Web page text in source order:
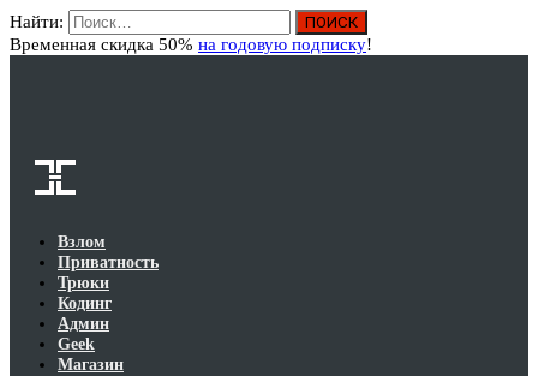
Найти:
Временная скидка 50% на годовую подписку!
Взлом
Приватность
Трюки
Кодинг
Админ
Geek
Магазин